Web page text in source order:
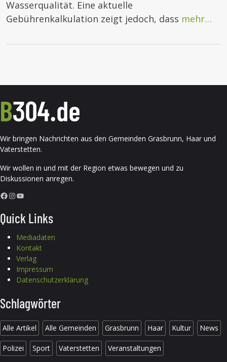
Wasserqualität. Eine aktuelle
Gebührenkalkulation zeigt jedoch, dass mehr…
Wir bringen Nachrichten aus den Gemeinden Grasbrunn, Haar und
Vaterstetten.
Wir wollen in und mit der Region etwas bewegen und zu
Diskussionen anregen.
Facebook InstagramYouTube
Quick Links
Mediadaten
Kontakt
Verlag
Impressum
Datenschutzerklärung
Schlagwörter
Alle Artikel Alle Gemeinden Grasbrunn Haar Kultur News
Polizei Sport Vaterstetten Veranstaltungen